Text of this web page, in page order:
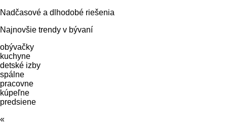
Nadčasové a dlhodobé riešenia
Najnovšie trendy v bývaní
obývačky
kuchyne
detské izby
spálne
pracovne
kúpeľne
predsiene
«